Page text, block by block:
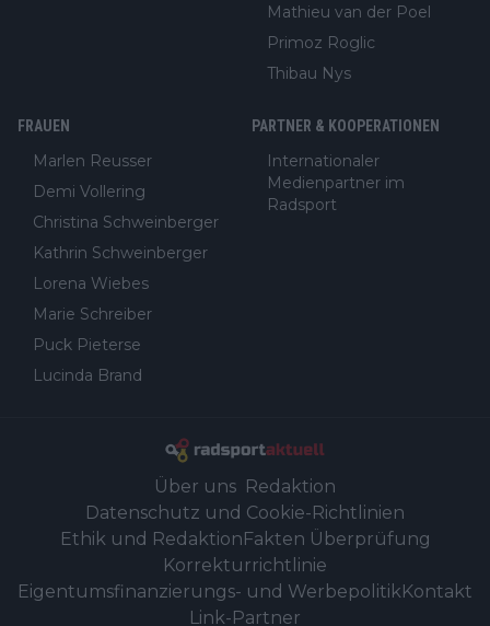
Mathieu van der Poel
Primoz Roglic
Thibau Nys
FRAUEN
Marlen Reusser
Demi Vollering
Christina Schweinberger
Kathrin Schweinberger
Lorena Wiebes
Marie Schreiber
Puck Pieterse
Lucinda Brand
PARTNER & KOOPERATIONEN
Internationaler
Medienpartner im
Radsport
Über uns Redaktion
Datenschutz und Cookie-Richtlinien
Ethik und Redaktion Fakten Überprüfung
Korrekturrichtlinie
Eigentumsfinanzierungs- und WerbepolitikKontakt
Link-Partner